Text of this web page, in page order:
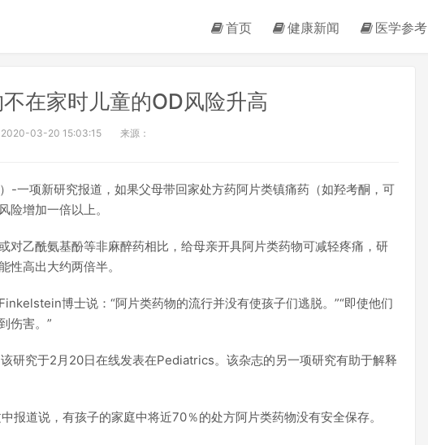
首页 健康新闻 医学参考
在家时儿童的OD风险升高
2020-03-20 15:03:15 来源：
-一项新研究报道，如果父母带回家处方药阿片类镇痛药（如羟考酮，可
险增加一倍以上。
对乙酰氨基酚等非麻醉药相比，给母亲开具阿片类药物可减轻疼痛，研
性高出大约两倍半。
博士说：“阿片类药物的流行并没有使孩子们逃脱。”“即使他们
伤害。”
研究于2月20日在线发表在Pediatrics。该杂志的另一项研究有助于解释
报道说，有孩子的家庭中将近70％的处方阿片类药物没有安全保存。